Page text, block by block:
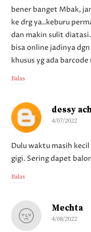
bener banget Mbak,
ke drg ya..keburu
dan makin sulit
bisa online jadinya
khusus yg ada
Balas
dessy
4/07/2022
Dulu waktu masih
gigi. Sering dapet
Balas
Mechta
4/08/2022